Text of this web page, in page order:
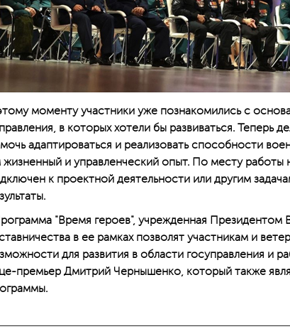
моменту участники уже познакомились с
в которых хотели бы развиваться. Теперь
адаптироваться и реализовать способности
жизненный и управленческий опыт. По месту работы
к проектной деятельности или другим
"Время героев", учрежденная
в ее рамках позволят участникам и
для развития в области госуправления и
премьер Дмитрий Чернышенко, который также